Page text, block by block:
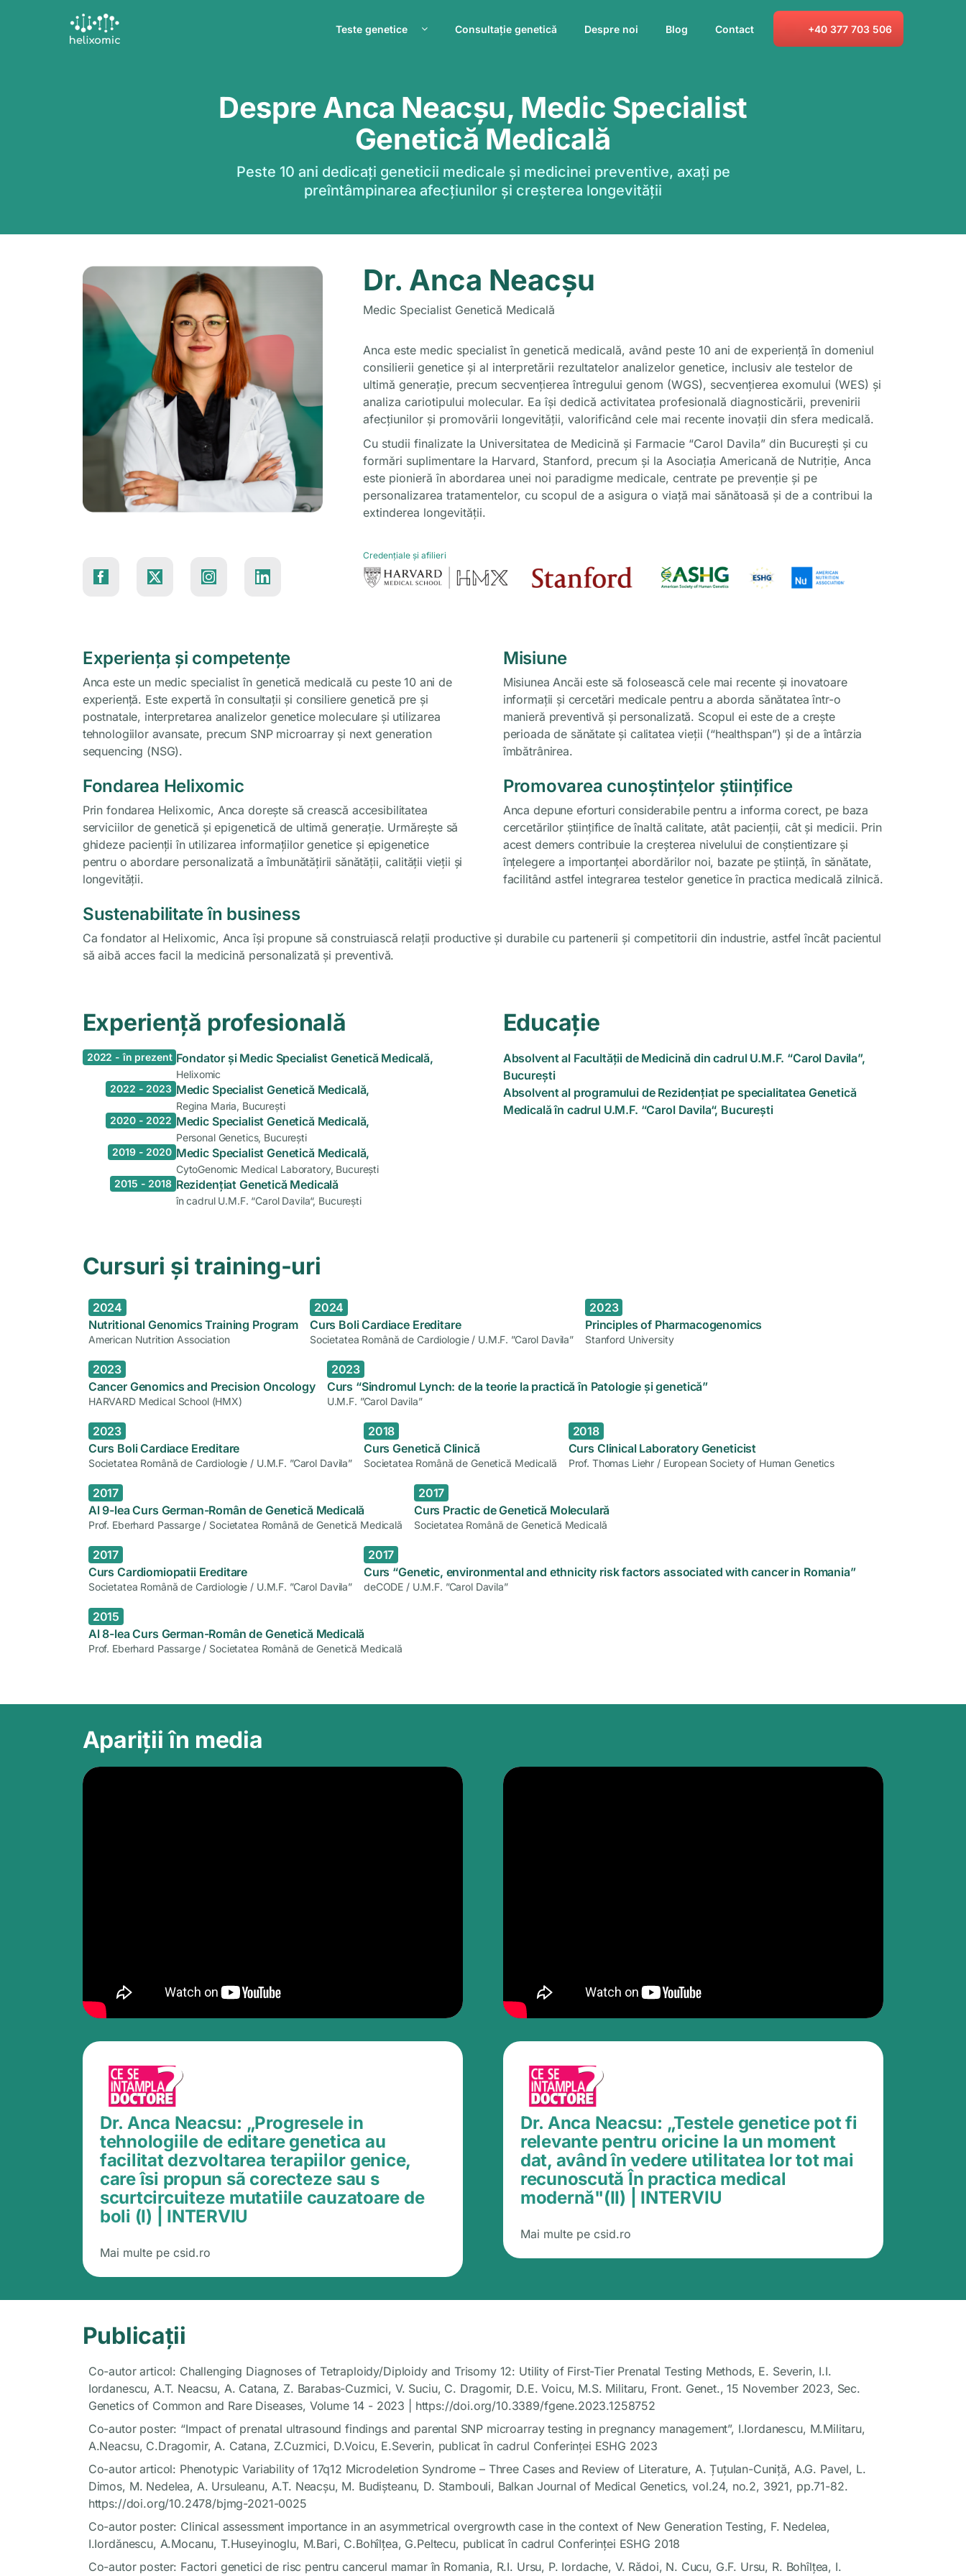
Teste genetice Consultație genetică Despre noi Blog Contact +40 377 703 506
Despre Anca Neacșu, Medic Specialist
Genetică Medicală
Peste 10 ani dedicați geneticii medicale și medicinei preventive, axați pe
preîntâmpinarea afecțiunilor și creșterea longevității
Dr. Anca Neacșu
Medic Specialist Genetică Medicală
Anca este medic specialist în genetică medicală, având peste 10 ani de experiență în domeniul
consilierii genetice și al interpretării rezultatelor analizelor genetice, inclusiv ale testelor de
ultimă generație, precum secvențierea întregului genom (WGS), secvențierea exomului (WES) și
analiza cariotipului molecular. Ea își dedică activitatea profesională diagnosticării, prevenirii
afecțiunilor și promovării longevității, valorificând cele mai recente inovații din sfera medicală.
Cu studii finalizate la Universitatea de Medicină și Farmacie “Carol Davila” din București și cu
formări suplimentare la Harvard, Stanford, precum și la Asociația Americană de Nutriție, Anca
este pionieră în abordarea unei noi paradigme medicale, centrate pe prevenție și pe
personalizarea tratamentelor, cu scopul de a asigura o viață mai sănătoasă și de a contribui la
extinderea longevității.
Credențiale și afilieri
Experiența și competențe
Anca este un medic specialist în genetică medicală cu peste 10 ani de
experiență. Este expertă în consultații și consiliere genetică pre și
postnatale, interpretarea analizelor genetice moleculare și utilizarea
tehnologiilor avansate, precum SNP microarray și next generation
sequencing (NSG).
Misiune
Misiunea Ancăi este să folosească cele mai recente și inovatoare
informații și cercetări medicale pentru a aborda sănătatea într-o
manieră preventivă și personalizată. Scopul ei este de a crește
perioada de sănătate și calitatea vieții (“healthspan”) și de a întârzia
îmbătrânirea.
Fondarea Helixomic
Prin fondarea Helixomic, Anca dorește să crească accesibilitatea
serviciilor de genetică și epigenetică de ultimă generație. Urmărește să
ghideze pacienții în utilizarea informațiilor genetice și epigenetice
pentru o abordare personalizată a îmbunătățirii sănătății, calității vieții și
longevității.
Promovarea cunoștințelor științifice
Anca depune eforturi considerabile pentru a informa corect, pe baza
cercetărilor științifice de înaltă calitate, atât pacienții, cât și medicii. Prin
acest demers contribuie la creșterea nivelului de conștientizare și
înțelegere a importanței abordărilor noi, bazate pe știință, în sănătate,
facilitând astfel integrarea testelor genetice în practica medicală zilnică.
Sustenabilitate în business
Ca fondator al Helixomic, Anca își propune să construiască relații productive și durabile cu partenerii și competitorii din industrie, astfel încât pacientul
să aibă acces facil la medicină personalizată și preventivă.
Experiență profesională
2022 - în prezent Fondator și Medic Specialist Genetică Medicală,
Helixomic
2022 - 2023 Medic Specialist Genetică Medicală,
Regina Maria, București
2020 - 2022 Medic Specialist Genetică Medicală,
Personal Genetics, București
2019 - 2020 Medic Specialist Genetică Medicală,
CytoGenomic Medical Laboratory, București
2015 - 2018 Rezidențiat Genetică Medicală
în cadrul U.M.F. “Carol Davila“, București
Educație
Absolvent al Facultății de Medicină din cadrul U.M.F. “Carol Davila”,
București
Absolvent al programului de Rezidențiat pe specialitatea Genetică
Medicală în cadrul U.M.F. “Carol Davila“, București
Cursuri și training-uri
2024
Nutritional Genomics Training Program
American Nutrition Association
2024
Curs Boli Cardiace Ereditare
Societatea Română de Cardiologie / U.M.F. ”Carol Davila”
2023
Principles of Pharmacogenomics
Stanford University
2023
Cancer Genomics and Precision Oncology
HARVARD Medical School (HMX)
2023
Curs “Sindromul Lynch: de la teorie la practică în Patologie și genetică”
U.M.F. ”Carol Davila”
2023
Curs Boli Cardiace Ereditare
Societatea Română de Cardiologie / U.M.F. ”Carol Davila”
2018
Curs Genetică Clinică
Societatea Română de Genetică Medicală
2018
Curs Clinical Laboratory Geneticist
Prof. Thomas Liehr / European Society of Human Genetics
2017
Al 9-lea Curs German-Român de Genetică Medicală
Prof. Eberhard Passarge / Societatea Română de Genetică Medicală
2017
Curs Practic de Genetică Moleculară
Societatea Română de Genetică Medicală
2017
Curs Cardiomiopatii Ereditare
Societatea Română de Cardiologie / U.M.F. ”Carol Davila”
2017
Curs “Genetic, environmental and ethnicity risk factors associated with cancer in Romania”
deCODE / U.M.F. ”Carol Davila”
2015
Al 8-lea Curs German-Român de Genetică Medicală
Prof. Eberhard Passarge / Societatea Română de Genetică Medicală
Apariții în media
Dr. Anca Neacsu: „Progresele in
tehnologiile de editare genetica au
facilitat dezvoltarea terapiilor genice,
care îsi propun sã corecteze sau s
scurtcircuiteze mutatiile cauzatoare de
boli (I) | INTERVIU
Mai multe pe csid.ro
Dr. Anca Neacsu: „Testele genetice pot fi
relevante pentru oricine la un moment
dat, având în vedere utilitatea lor tot mai
recunoscută În practica medical
modernă"(II) | INTERVIU
Mai multe pe csid.ro
Publicații
Co-autor articol: Challenging Diagnoses of Tetraploidy/Diploidy and Trisomy 12: Utility of First-Tier Prenatal Testing Methods, E. Severin, I.I.
Iordanescu, A.T. Neacsu, A. Catana, Z. Barabas-Cuzmici, V. Suciu, C. Dragomir, D.E. Voicu, M.S. Militaru, Front. Genet., 15 November 2023, Sec.
Genetics of Common and Rare Diseases, Volume 14 - 2023 | https://doi.org/10.3389/fgene.2023.1258752
Co-autor poster: “Impact of prenatal ultrasound findings and parental SNP microarray testing in pregnancy management”, I.Iordanescu, M.Militaru,
A.Neacsu, C.Dragomir, A. Catana, Z.Cuzmici, D.Voicu, E.Severin, publicat în cadrul Conferinței ESHG 2023
Co-autor articol: Phenotypic Variability of 17q12 Microdeletion Syndrome – Three Cases and Review of Literature, A. Țuțulan-Cuniță, A.G. Pavel, L.
Dimos, M. Nedelea, A. Ursuleanu, A.T. Neacșu, M. Budișteanu, D. Stambouli, Balkan Journal of Medical Genetics, vol.24, no.2, 3921, pp.71-82.
https://doi.org/10.2478/bjmg-2021-0025
Co-autor poster: Clinical assessment importance in an asymmetrical overgrowth case in the context of New Generation Testing, F. Nedelea,
I.Iordănescu, A.Mocanu, T.Huseyinoglu, M.Bari, C.Bohîlţea, G.Peltecu, publicat în cadrul Conferinței ESHG 2018
Co-autor poster: Factori genetici de risc pentru cancerul mamar în Romania, R.I. Ursu, P. Iordache, V. Rădoi, N. Cucu, G.F. Ursu, R. Bohîlţea, I.